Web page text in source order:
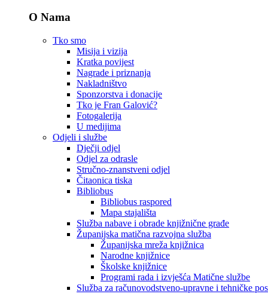
O Nama
Tko smo
Misija i vizija
Kratka povijest
Nagrade i priznanja
Nakladništvo
Sponzorstva i donacije
Tko je Fran Galović?
Fotogalerija
U medijima
Odjeli i službe
Dječji odjel
Odjel za odrasle
Stručno-znanstveni odjel
Čitaonica tiska
Bibliobus
Bibliobus raspored
Mapa stajališta
Služba nabave i obrade knjižnične građe
Županijska matična razvojna služba
Županijska mreža knjižnica
Narodne knjižnice
Školske knjižnice
Programi rada i izvješća Matične službe
Služba za računovodstveno-upravne i tehničke